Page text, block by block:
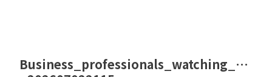
Business_professionals_watching_…